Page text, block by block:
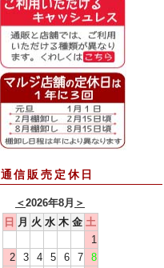
通信販売定休日
＜2026年8月 ＞
日 月 火 水 木 金 土
1
2
3 4 5 6 7
8